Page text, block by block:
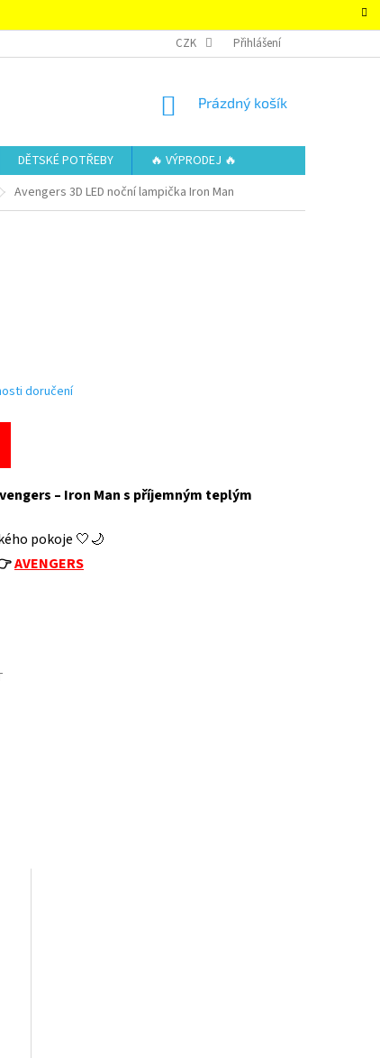
OBCHODNÍ PODMÍNKY – SUPER-HRACKY.CZ
CZK Přihlášení
NÁKUPNÍ
Prázdný košík
DĚTSKÉ POTŘEBY
🔥 VÝPRODEJ 🔥
Avengers 3D LED noční lampička Iron Man
doručení
– Iron Man s příjemným teplým
pokoje 🤍🌙
AVENGERS